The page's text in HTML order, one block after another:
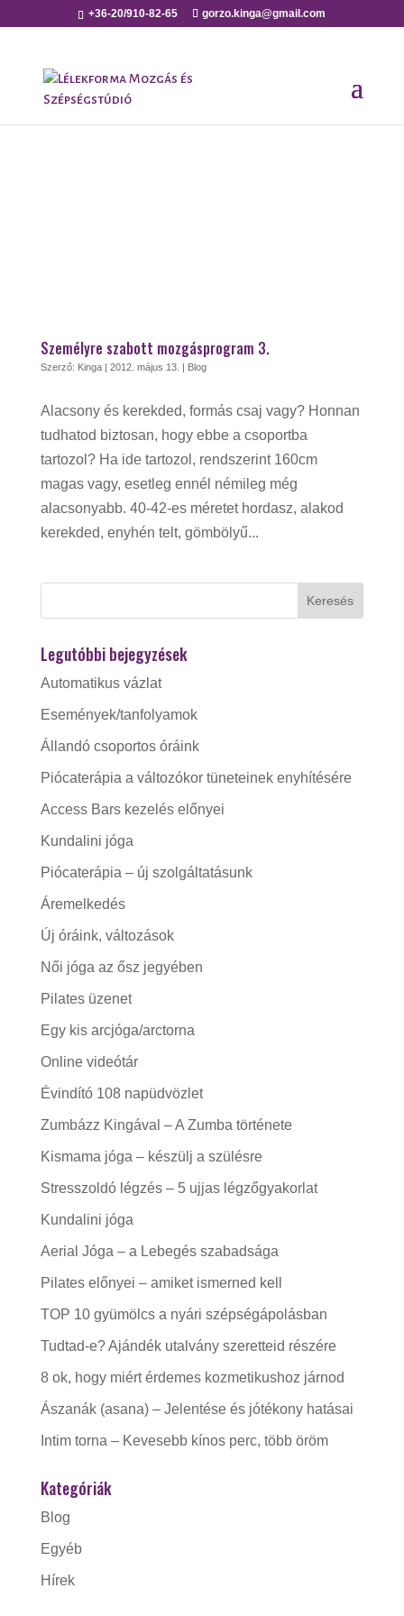
+36-20/910-82-65 gorzo.kinga@gmail.com
Személyre szabott mozgásprogram 3.
Szerző: Kinga| 2012. május 13. | Blog
Alacsony és kerekded, formás csaj vagy? Honnan
tudhatod biztosan, hogy ebbe a csoportba
tartozol? Ha ide tartozol, rendszerint 160cm
magas vagy, esetleg ennél némileg még
alacsonyabb. 40-42-es méretet hordasz, alakod
kerekded, enyhén telt, gömbölyű...
Legutóbbi bejegyzések
Automatikus vázlat
Események/tanfolyamok
Állandó csoportos óráink
Piócaterápia a változókor tüneteinek enyhítésére
Access Bars kezelés előnyei
Kundalini jóga
Piócaterápia – új szolgáltatásunk
Áremelkedés
Új óráink, változások
Női jóga az ősz jegyében
Pilates üzenet
Egy kis arcjóga/arctorna
Online videótár
Évindító 108 napüdvözlet
Zumbázz Kingával – A Zumba története
Kismama jóga – készülj a szülésre
Stresszoldó légzés – 5 ujjas légzőgyakorlat
Kundalini jóga
Aerial Jóga – a Lebegés szabadsága
Pilates előnyei – amiket ismerned kell
TOP 10 gyümölcs a nyári szépségápolásban
Tudtad-e? Ajándék utalvány szeretteid részére
8 ok, hogy miért érdemes kozmetikushoz járnod
Ászanák (asana) – Jelentése és jótékony hatásai
Intim torna – Kevesebb kínos perc, több öröm
Kategóriák
Blog
Egyéb
Hírek